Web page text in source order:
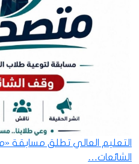
التعليم العالي تطلق
الشائعات…